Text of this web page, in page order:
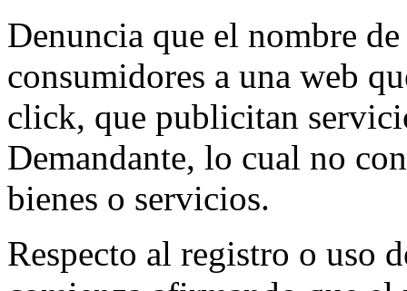
Denuncia que el nombre
consumidores a una web
click, que publicitan
Demandante, lo cual no
bienes o servicios.
Respecto al registro o uso